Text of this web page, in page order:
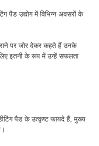
पैड उद्योग में विभिन्न अवसरों के
पर जोर देकर कहते हैं उनके
इतनी के रूप में उन्हें सफलता
पैड के उत्कृष्ट फायदे हैं, मुख्य